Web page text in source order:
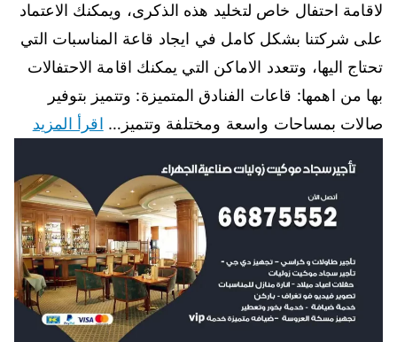
لاقامة احتفال خاص لتخليد هذه الذكرى، ويمكنك الاعتماد
على شركتنا بشكل كامل في ايجاد قاعة المناسبات التي
تحتاج اليها، وتتعدد الاماكن التي يمكنك اقامة الاحتفالات
بها من اهمها: قاعات الفنادق المتميزة: وتتميز بتوفير
صالات بمساحات واسعة ومختلفة وتتميز… اقرأ المزيد